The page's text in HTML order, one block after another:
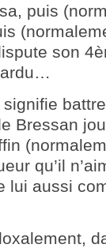
puis
son
ardu…
Bressan
qu’il
aussi